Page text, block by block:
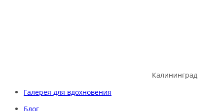
Калининград
Галерея для вдохновения
Блог